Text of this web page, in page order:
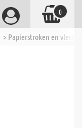
> Papierstroken en
0